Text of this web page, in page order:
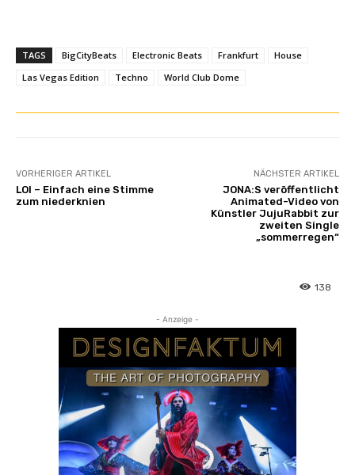
TAGS BigCityBeats Electronic Beats Frankfurt
House
Las Vegas Edition
Techno World Club Dome
VORHERIGER ARTIKEL
LOI – Einfach eine Stimme
zum niederknien
NÄCHSTER ARTIKEL
JONA:S veröffentlicht
Animated-Video von
Künstler JujuRabbit zur
zweiten Single
„sommerregen“
138
- Anzeige -